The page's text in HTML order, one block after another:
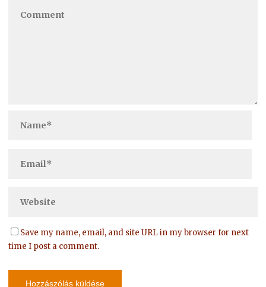
Save my name, email, and site URL in my browser for next
time I post a comment.